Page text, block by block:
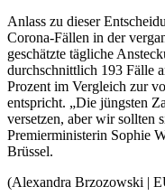
Anlass zu dieser
Corona-Fällen in der
geschätzte tägliche
durchschnittlich 193 Fälle
Prozent im Vergleich zur
entspricht. „Die jüngsten
versetzen, aber wir sollten
Premierministerin Sophie
Brüssel.
(Alexandra Brzozowski |